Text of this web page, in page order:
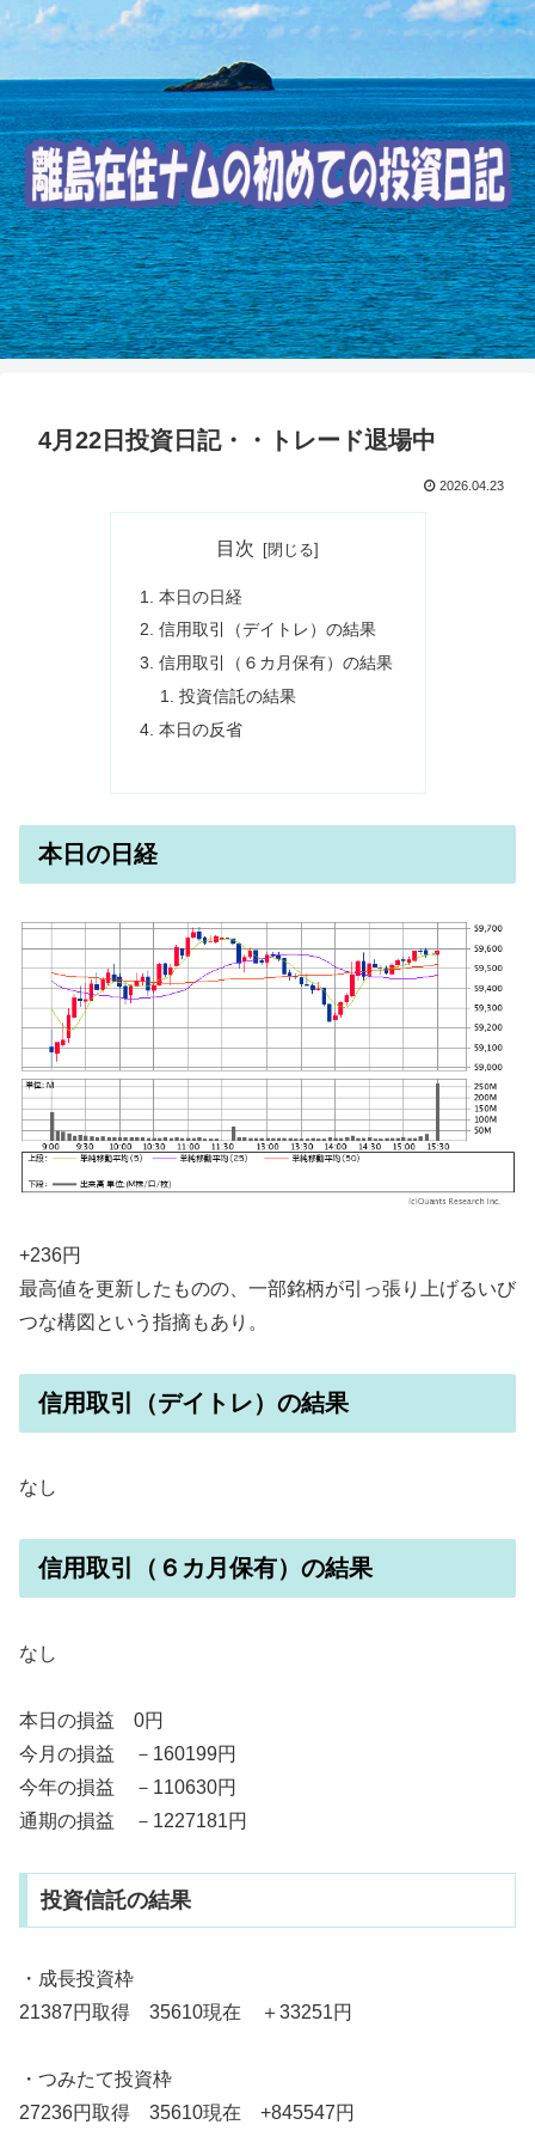
4月22日投資日記・・トレード退場中
2026.04.23
目次
本日の日経
信用取引（デイトレ）の結果
信用取引（６カ月保有）の結果
投資信託の結果
本日の反省
本日の日経
+236円
最高値を更新したものの、一部銘柄が引っ張り上げるいび
つな構図という指摘もあり。
信用取引（デイトレ）の結果
なし
信用取引（６カ月保有）の結果
なし
本日の損益 0円
今月の損益 －160199円
今年の損益 －110630円
通期の損益 －1227181円
投資信託の結果
・成長投資枠
21387円取得 35610現在 ＋33251円
・つみたて投資枠
27236円取得 35610現在 +845547円